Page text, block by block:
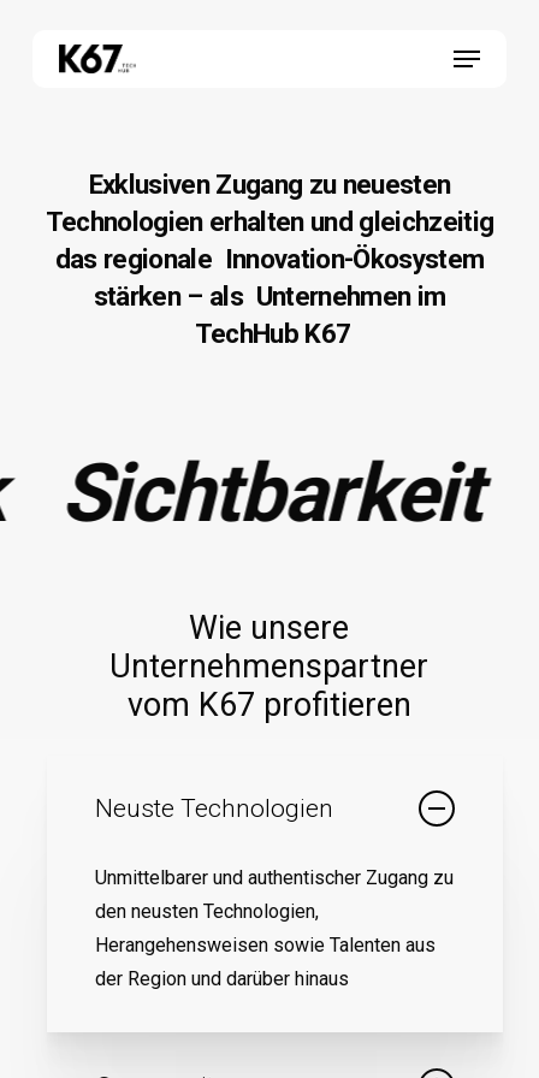
Menu
Exklusiven Zugang zu neuesten
Technologien erhalten und gleichzeitig
das regionale Innovation-Ökosystem
stärken – als Unternehmen im
TechHub K67
Wie unsere
Unternehmenspartner
vom K67 profitieren
Neuste Technologien
Unmittelbarer und authentischer Zugang zu
den neusten Technologien,
Herangehensweisen sowie Talenten aus
der Region und darüber hinaus